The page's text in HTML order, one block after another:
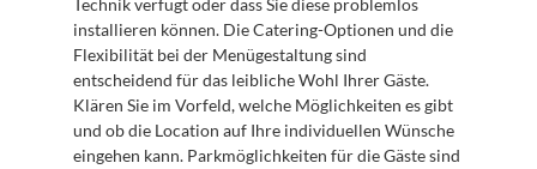
Technik verfügt oder dass Sie diese problemlos
installieren können. Die Catering-Optionen und die
Flexibilität bei der Menügestaltung sind
entscheidend für das leibliche Wohl Ihrer Gäste.
Klären Sie im Vorfeld, welche Möglichkeiten es gibt
und ob die Location auf Ihre individuellen Wünsche
eingehen kann. Parkmöglichkeiten für die Gäste sind